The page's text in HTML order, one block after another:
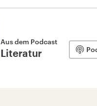
Aus dem Podcast
Literatur